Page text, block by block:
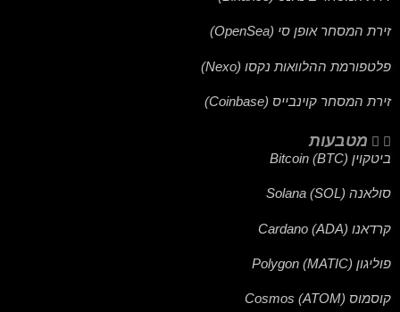
זירת המסחר אופן סי (OpenSea)
פלטפורמת ההלוואות נקסו (Nexo)
זירת המסחר קוינבייס (Coinbase)
מטבעות
ביטקוין (BTC) Bitcoin
סולאנה (SOL) Solana
קרדאנו (ADA) Cardano
פוליגון (MATIC) Polygon
קוסמוס (ATOM) Cosmos